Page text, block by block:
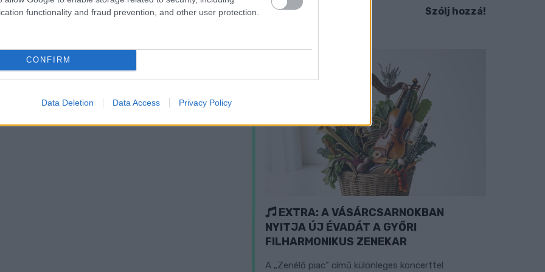
functionality and fraud prevention, and other user protection.
CONFIRM
Data Deletion Data Access Privacy Policy
Szólj hozzá!
EXTRA: A VÁSÁRCSARNOKBAN
NYITJA ÚJ ÉVADÁT A GYŐRI
FILHARMONIKUS ZENEKAR
A „Zenélő piac” című különleges koncerttel